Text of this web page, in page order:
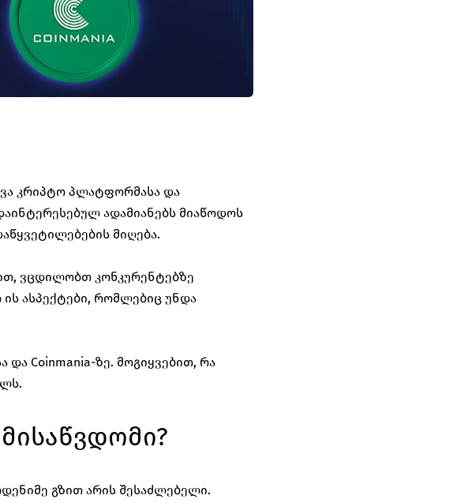
კრიპტო პლატფორმასა და
ადამიანებს მიაწოდოს
მიღება.
ვცდილობთ კონკურენტებზე
ასპექტები, რომლებიც უნდა
Coinmania-ზე. მოგიყვებით, რა
გზით არის შესაძლებელი.